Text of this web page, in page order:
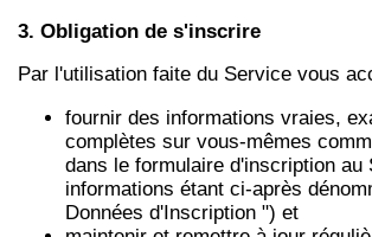
3. Obligation de s'inscrire
Par l'utilisation faite du Service vous
fournir des informations vraies,
complètes sur vous-mêmes
dans le formulaire d'inscription au
informations étant ci-après
Données d'Inscription ") et